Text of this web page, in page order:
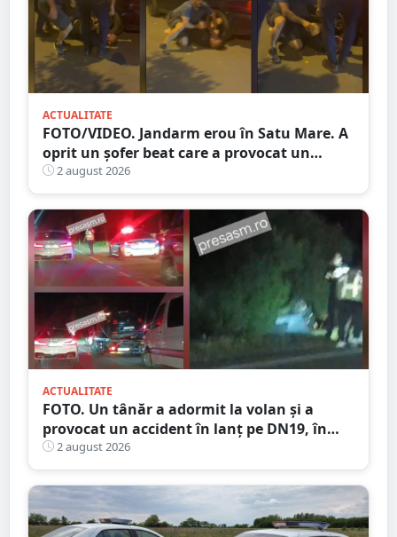
ACTUALITATE
FOTO/VIDEO. Jandarm erou în Satu Mare. A
oprit un șofer beat care a provocat un
accident
2 august 2026
ACTUALITATE
FOTO. Un tânăr a adormit la volan și a
provocat un accident în lanț pe DN19, în
județul Satu Mare
2 august 2026